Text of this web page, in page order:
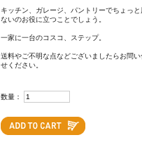
キッチン、ガレージ、パントリーでちょっと
ないのお役に立つことでしょう。
一家に一台のコスコ、ステップ。
送料やご不明な点などございましたらお問い
せください。
数量：